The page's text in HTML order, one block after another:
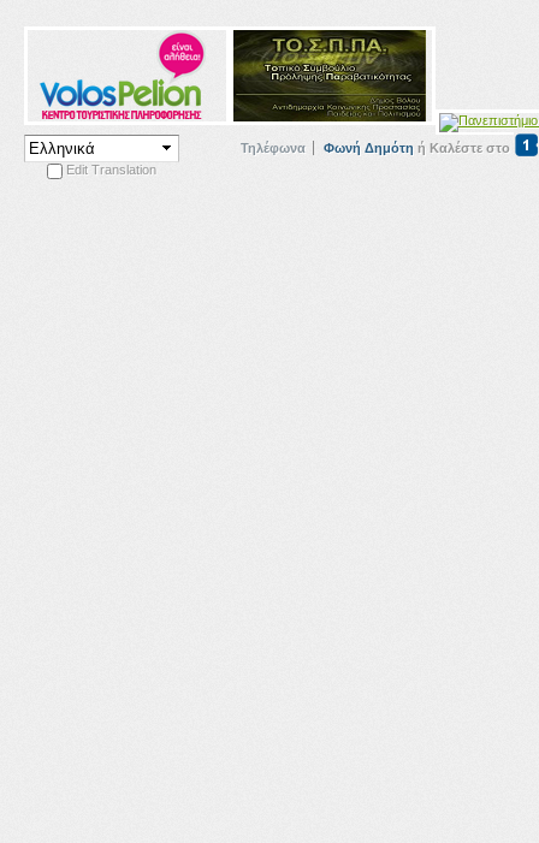
Edit Translation
Τηλέφωνα Φωνή Δημότη ή Καλέστε στο